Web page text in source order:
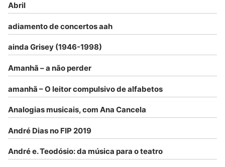
Abril
adiamento de concertos aah
ainda Grisey (1946-1998)
Amanhã – a não perder
amanhã – O leitor compulsivo de alfabetos
Analogias musicais, com Ana Cancela
André Dias no FIP 2019
André e. Teodósio: da música para o teatro